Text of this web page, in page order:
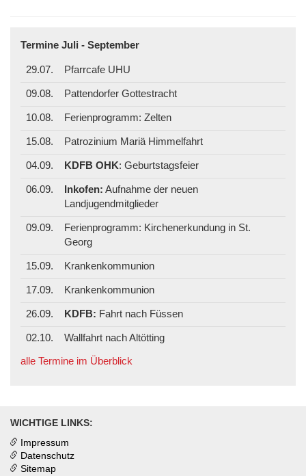
Termine Juli - September
29.07. Pfarrcafe UHU
09.08. Pattendorfer Gottestracht
10.08. Ferienprogramm: Zelten
15.08. Patrozinium Mariä Himmelfahrt
04.09. KDFB OHK: Geburtstagsfeier
06.09. Inkofen: Aufnahme der neuen
Landjugendmitglieder
09.09.
Ferienprogramm: Kirchenerkundung in St.
Georg
15.09. Krankenkommunion
17.09. Krankenkommunion
26.09. KDFB: Fahrt nach Füssen
02.10.
Wallfahrt nach Altötting
alle Termine im Überblick
WICHTIGE LINKS:
Impressum
Datenschutz
Sitemap